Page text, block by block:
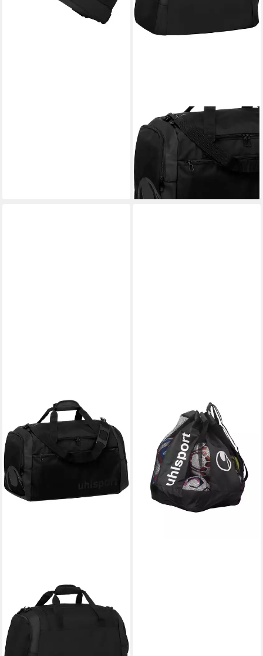
lieferbar - in 2-3 Werktagen bei dir
UHLSPORT
Sporttasche Sporttasche
ESSENTIAL 75 L (1-tlg)
ab 31,59 €
39,99 €
lieferbar - in 6-8 Werktagen bei dir
Freizeittasche uhlsport
Ballbag Balltasche 12 Bälle,
Polyester
ab 19,95 € UVP25,00 €
-20%
lieferbar - in 2-3 Werktagen bei dir